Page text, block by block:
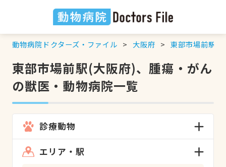
動物病院ドクターズ・ファイル 大阪府 東部市場前駅
東部市場前駅(大阪府)、腫瘍・がん
の獣医・動物病院一覧
診療動物
エリア・駅